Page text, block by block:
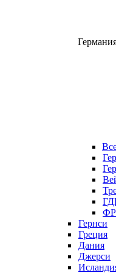
Гернси
Греция
Дания
Джерси